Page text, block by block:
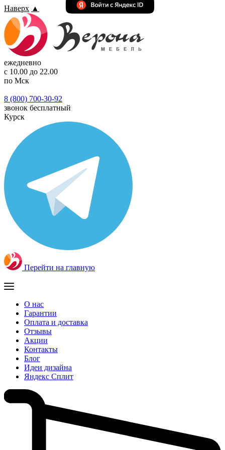
Наверх ▲
ежедневно
с 10.00 до 22.00
по Мск
8 (800) 700-30-92
звонок бесплатный
Курск
Перейти на главную
О нас
Гарантии
Оплата и доставка
Отзывы
Акции
Контакты
Блог
Идеи дизайна
Яндекс Сплит